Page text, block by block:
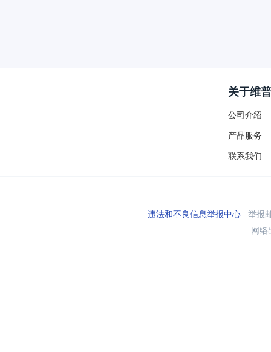
关于维普
公司介绍
产品服务
联系我们
违法和不良信息举报中心举报
网